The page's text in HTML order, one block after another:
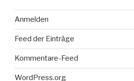
Anmelden
Feed der Einträge
Kommentare-Feed
WordPress.org